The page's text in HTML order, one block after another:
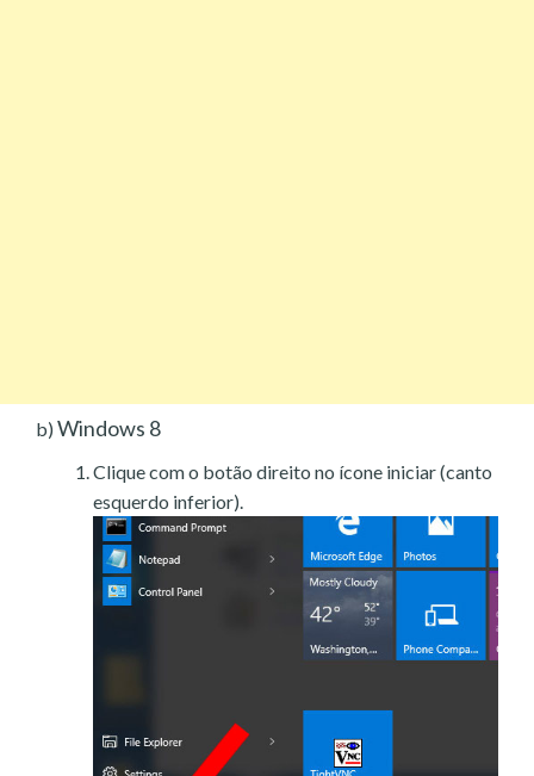
b) Windows 8
Clique com o botão direito no ícone iniciar (canto
esquerdo inferior).